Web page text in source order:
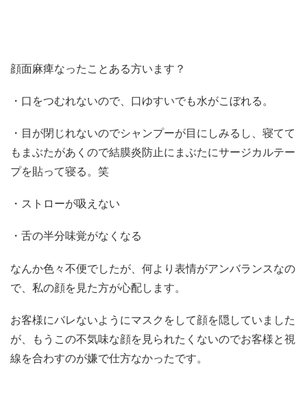
顔面麻痺なったことある方います？
・口をつむれないので、口ゆすいでも水がこぼれる。
・目が閉じれないのでシャンプーが目にしみるし、寝てて
もまぶたがあくので結膜炎防止にまぶたにサージカルテー
プを貼って寝る。笑
・ストローが吸えない
・舌の半分味覚がなくなる
なんか色々不便でしたが、何より表情がアンバランスなの
で、私の顔を見た方が心配します。
お客様にバレないようにマスクをして顔を隠していました
が、もうこの不気味な顔を見られたくないのでお客様と視
線を合わすのが嫌で仕方なかったです。